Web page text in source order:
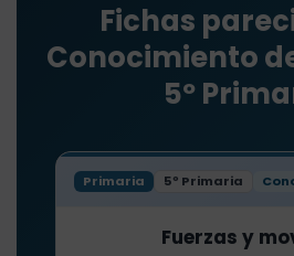
Fichas
Conocimiento
5º
Primaria 5º Primaria
Fuerzas y